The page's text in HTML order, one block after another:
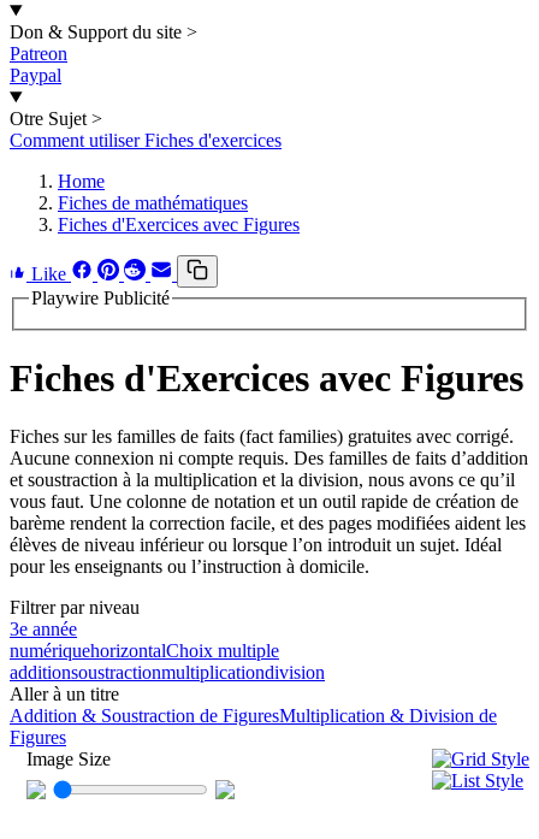
Don & Support du site >
Patreon
Paypal
Otre Sujet >
Comment utiliser Fiches d'exercices
Home
Fiches de mathématiques
Fiches d'Exercices avec Figures
Like
Playwire Publicité
Fiches d'Exercices avec Figures
Fiches sur les familles de faits (fact families) gratuites avec corrigé.
Aucune connexion ni compte requis. Des familles de faits d’addition
et soustraction à la multiplication et la division, nous avons ce qu’il
vous faut. Une colonne de notation et un outil rapide de création de
barème rendent la correction facile, et des pages modifiées aident les
élèves de niveau inférieur ou lorsque l’on introduit un sujet. Idéal
pour les enseignants ou l’instruction à domicile.
Filtrer par niveau
3e année
numériquehorizontalChoix multiple
additionsoustractionmultiplicationdivision
Aller à un titre
Addition & Soustraction de FiguresMultiplication & Division de
Figures
Image Size